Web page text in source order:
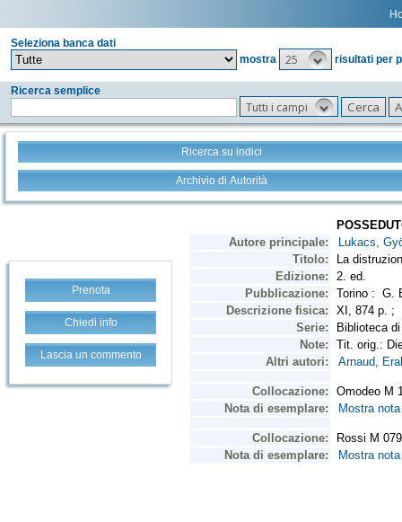
Seleziona banca dati
mostra
25 risultati per
Ricerca semplice
Tutti i campi
Ricerca su indici
Archivio di Autorità
Prenota
Chiedi info
Lascia un commento